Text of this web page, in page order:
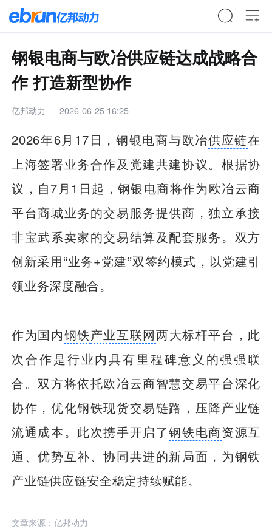
钢银电商与欧冶供应链达成战略合
作 打造新型协作
亿邦动力 2026-06-25 16:25
2026年6月17日，钢银电商与欧冶供应链在
上海签署业务合作及党建共建协议。根据协
议，自7月1日起，钢银电商将作为欧冶云商
平台商城业务的交易服务提供商，独立承接
非宝武系卖家的交易结算及配套服务。双方
创新采用“业务+党建”双签约模式，以党建引
领业务深度融合。
作为国内钢铁产业互联网两大标杆平台，此
次合作是行业内具有里程碑意义的强强联
合。双方将依托欧冶云商智慧交易平台深化
协作，优化钢铁现货交易链路，压降产业链
流通成本。此次携手开启了钢铁电商资源互
通、优势互补、协同共进的新局面，为钢铁
产业链供应链安全稳定持续赋能。
文章来源：亿邦动力